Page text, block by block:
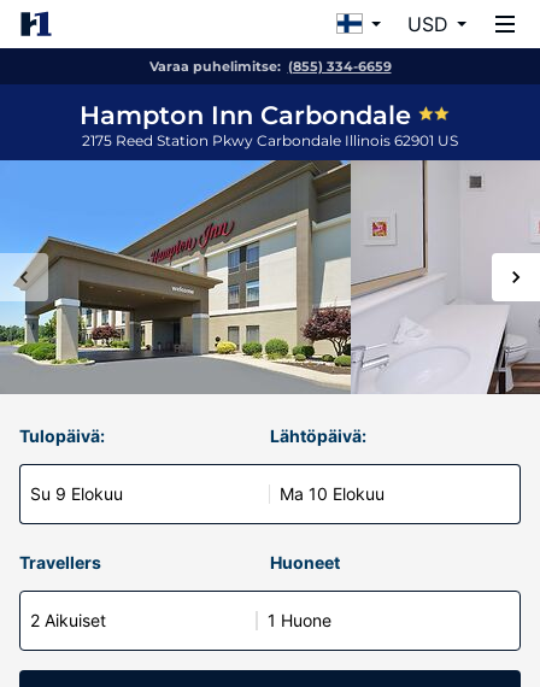
USD
Varaa puhelimitse: (855) 334-6659
Hampton Inn Carbondale
2175 Reed Station Pkwy Carbondale Illinois 62901 US
Tulopäivä:
Su 9 Elokuu
Lähtöpäivä:
Ma 10 Elokuu
Travellers Huoneet
2 Aikuiset 1 Huone